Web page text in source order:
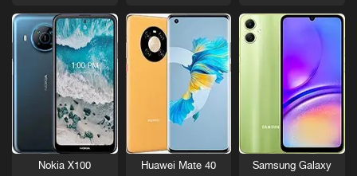
Samsung Galaxy
Huawei Mate 40
Nokia X100